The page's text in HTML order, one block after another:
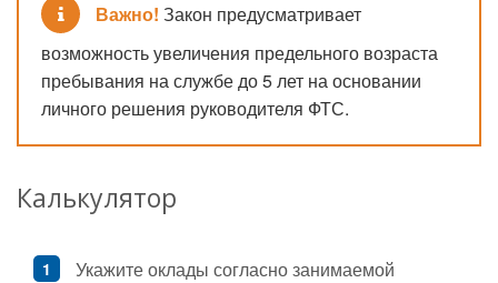
Важно! Закон предусматривает
возможность увеличения предельного возраста
пребывания на службе до 5 лет на основании
личного решения руководителя ФТС.
Калькулятор
Укажите оклады согласно занимаемой